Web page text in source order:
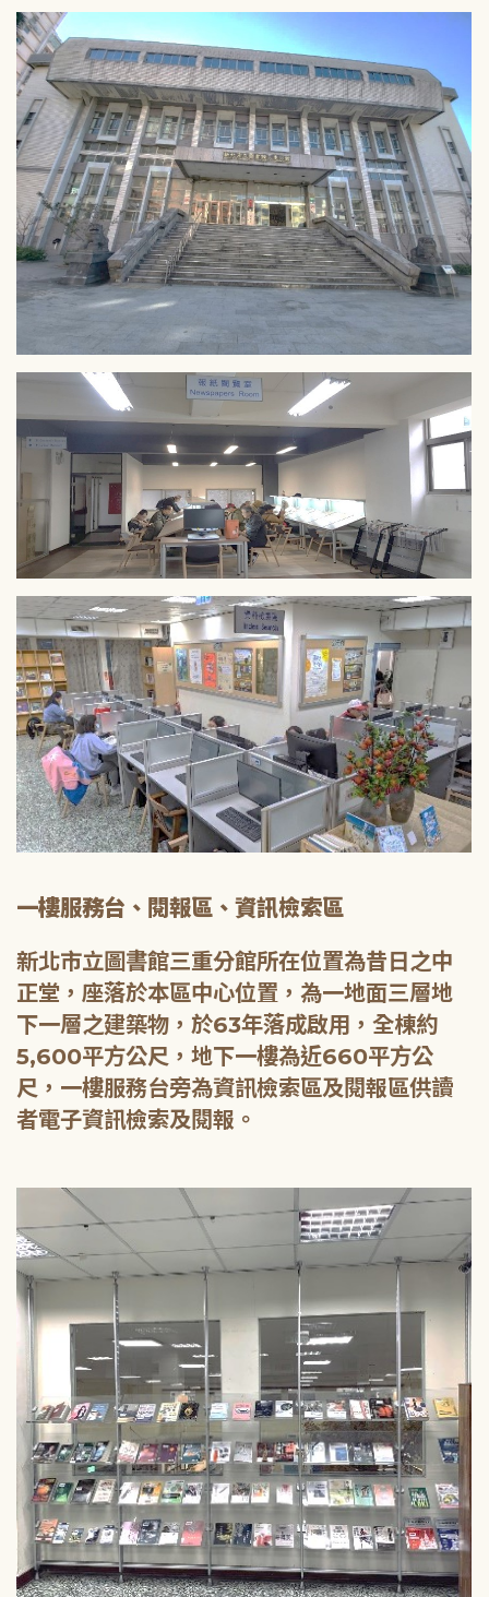
一樓服務台、閱報區、資訊檢索區
新北市立圖書館三重分館所在位置為昔日之中
正堂，座落於本區中心位置，為一地面三層地
下一層之建築物，於63年落成啟用，全棟約
5,600平方公尺，地下一樓為近660平方公
尺，一樓服務台旁為資訊檢索區及閱報區供讀
者電子資訊檢索及閱報。